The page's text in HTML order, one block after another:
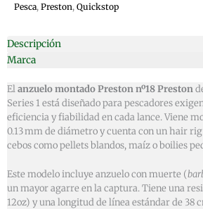
Pesca, Preston, Quickstop
Descripción
Marca
Elanzuelo montado Preston nº18 Preston
Series 1 está diseñado para pescadores
eficiencia y fiabilidad en cada lance. Viene
0.13 mm de diámetro y cuenta con un hair
cebos como pellets blandos, maíz o boilies
Este modelo incluye anzuelo con muerte (
un mayor agarre en la captura. Tiene una
12oz) y una longitud de línea estándar de 38